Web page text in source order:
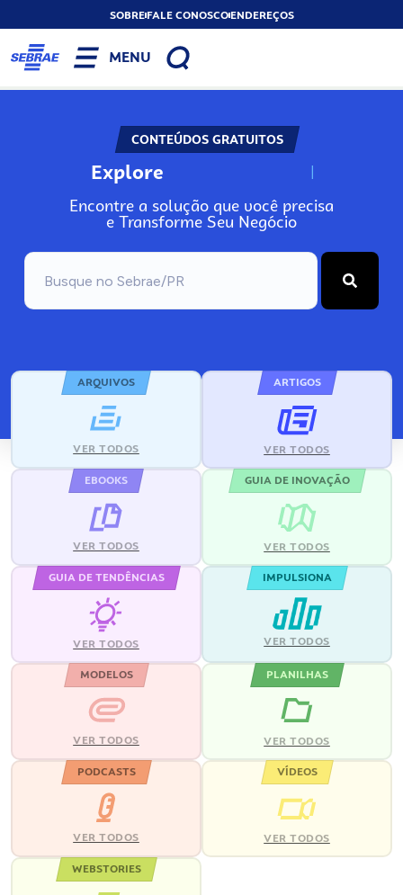
SOBREFALE CONOSCOENDEREÇOS
MENU
CONTEÚDOS GRATUITOS
Explore N
Encontre a solução que você precisa
e Transforme Seu Negócio
ARQUIVOS
VER TODOS
ARTIGOS
VER TODOS
EBOOKS
VER TODOS
GUIA DE INOVAÇÃO
VER TODOS
GUIA DE TENDÊNCIAS
VER TODOS
IMPULSIONA
VER TODOS
MODELOS
VER TODOS
PLANILHAS
VER TODOS
PODCASTS
VER TODOS
VÍDEOS
VER TODOS
WEBSTORIES